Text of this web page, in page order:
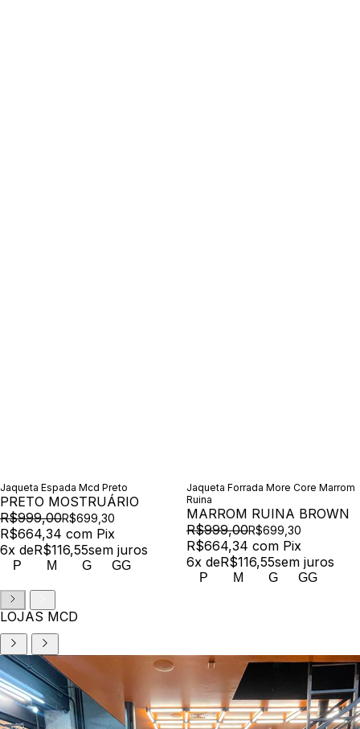
Jaqueta Espada Mcd Preto
PRETO MOSTRUÁRIO
R$999,00R$699,30
R$664,34 com Pix
6x deR$116,55sem juros
P M G GG
Jaqueta Forrada More Core Marrom
Ruina
MARROM RUINA BROWN
R$999,00R$699,30
R$664,34 com Pix
6x deR$116,55sem juros
P M G GG
LOJAS MCD